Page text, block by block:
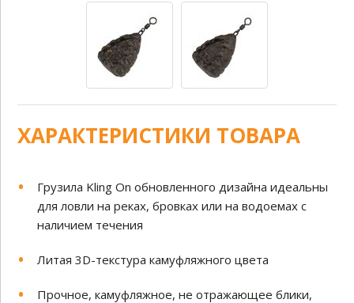
ХАРАКТЕРИСТИКИ ТОВАРА
Грузила Kling On обновленного дизайна идеальны
для ловли на реках, бровках или на водоемах с
наличием течения
Литая 3D-текстура камуфляжного цвета
Прочное, камуфляжное, не отражающее блики,